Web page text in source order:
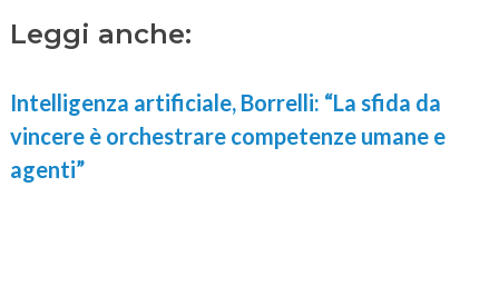
Leggi anche:
Intelligenza artificiale, Borrelli: “La sfida da
vincere è orchestrare competenze umane e
agenti”